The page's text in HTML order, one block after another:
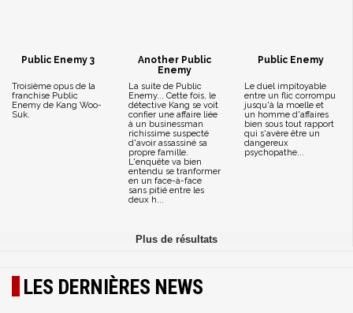
Public Enemy 3
Troisième opus de la
franchise Public
Enemy de Kang Woo-
Suk.
Another Public
Enemy
La suite de Public
Enemy... Cette fois, le
détective Kang se voit
confier une affaire liée
à un businessman
richissime suspecté
d'avoir assassiné sa
propre famille.
L'enquête va bien
entendu se tranformer
en un face-à-face
sans pitié entre les
deux h...
Public Enemy
Le duel impitoyable
entre un flic corrompu
jusqu'à la moelle et
un homme d'affaires
bien sous tout rapport
qui s'avère être un
dangereux
psychopathe...
LES DERNIÈRES NEWS